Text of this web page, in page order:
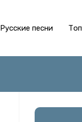
Русские песни